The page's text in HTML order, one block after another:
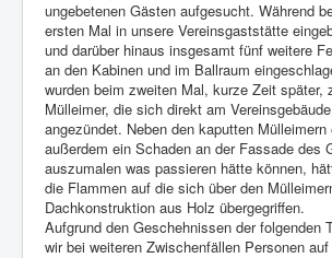
ungebetenen Gästen aufgesucht. Während
ersten Mal in unsere Vereinsgaststätte
und darüber hinaus insgesamt fünf weitere
an den Kabinen und im Ballraum
wurden beim zweiten Mal, kurze Zeit später,
Mülleimer, die sich direkt am
angezündet. Neben den kaputten Mülleimern
außerdem ein Schaden an der Fassade des
auszumalen was passieren hätte können,
die Flammen auf die sich über den
Dachkonstruktion aus Holz übergegriffen.
Aufgrund den Geschehnissen der folgenden
wir bei weiteren Zwischenfällen Personen auf